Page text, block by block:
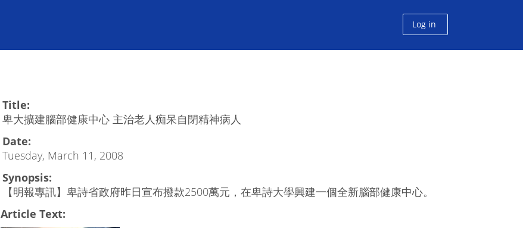
Log in
Title:
卑大擴建腦部健康中心 主治老人痴呆自閉精神病人
Date:
Tuesday, March 11, 2008
Synopsis:
【明報專訊】卑詩省政府昨日宣布撥款2500萬元，在卑詩大學興建一個全新腦部健康中心。
Article Text: